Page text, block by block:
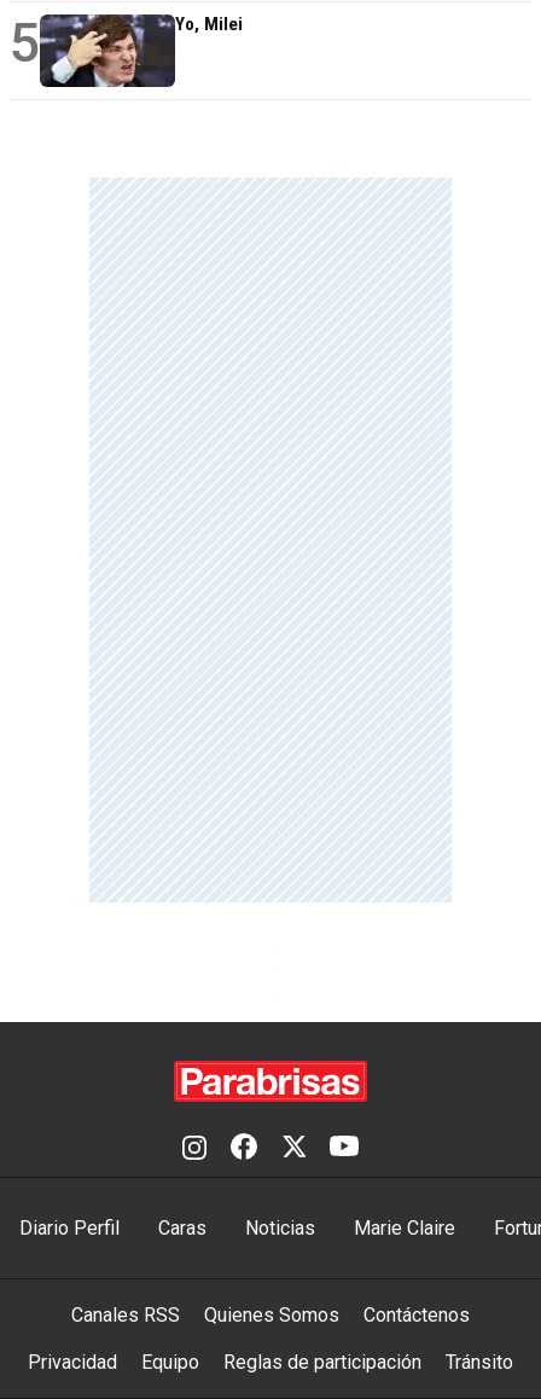
5 Yo, Milei
Diario Perfil Caras Noticias Marie Claire
Canales RSS Quienes Somos Contáctenos
Privacidad Equipo Reglas de participación Tránsito